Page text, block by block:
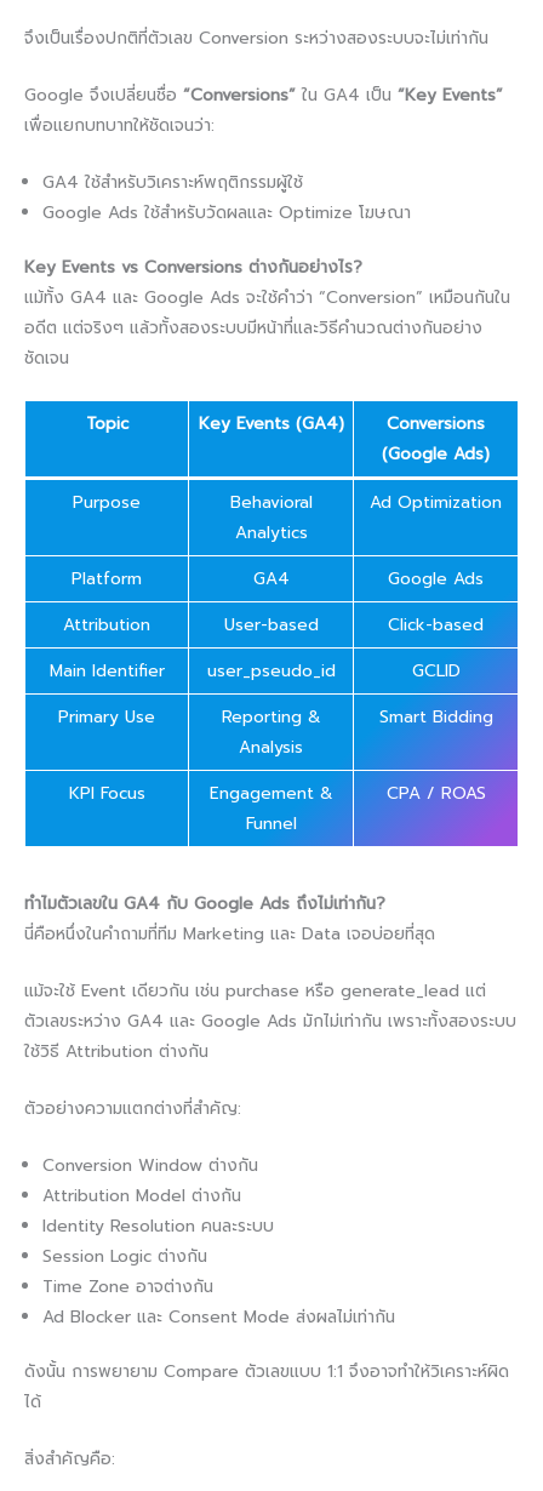
จึงเป็นเรื่องปกติที่ตัวเลข Conversion ระหว่างสองระบบจะไม่เท่ากัน
Google จึงเปลี่ยนชื่อ “Conversions” ใน GA4 เป็น “Key Events”
เพื่อแยกบทบาทให้ชัดเจนว่า:
GA4 ใช้สำหรับวิเคราะห์พฤติกรรมผู้ใช้
Google Ads ใช้สำหรับวัดผลและ Optimize โฆษณา
Key Events vs Conversions ต่างกันอย่างไร?
แม้ทั้ง GA4 และ Google Ads จะใช้คำว่า “Conversion” เหมือนกันใน
อดีต แต่จริงๆ แล้วทั้งสองระบบมีหน้าที่และวิธีคำนวณต่างกันอย่าง
ชัดเจน
Topic Key Events (GA4)
Conversions
(Google Ads)
Purpose
Behavioral
Analytics
Ad Optimization
Platform GA4
Google Ads
Attribution
User-based
Click-based
Main Identifier
user_pseudo_id
GCLID
Primary Use
Reporting &
Analysis
Smart Bidding
KPI Focus
Engagement &
Funnel
CPA / ROAS
ทำไมตัวเลขใน GA4 กับ Google Ads ถึงไม่เท่ากัน?
นี่คือหนึ่งในคำถามที่ทีม Marketing และ Data เจอบ่อยที่สุด
แม้จะใช้ Event เดียวกัน เช่น purchase หรือ generate_lead แต่
ตัวเลขระหว่าง GA4 และ Google Ads มักไม่เท่ากัน เพราะทั้งสองระบบ
ใช้วิธี Attribution ต่างกัน
ตัวอย่างความแตกต่างที่สำคัญ:
Conversion Window ต่างกัน
Attribution Model ต่างกัน
Identity Resolution คนละระบบ
Session Logic ต่างกัน
Time Zone อาจต่างกัน
Ad Blocker และ Consent Mode ส่งผลไม่เท่ากัน
ดังนั้น การพยายาม Compare ตัวเลขแบบ 1:1 จึงอาจทำให้วิเคราะห์ผิด
ได้
สิ่งสำคัญคือ: